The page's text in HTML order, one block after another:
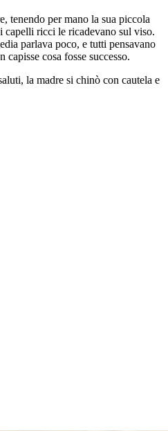
tenendo per mano la sua piccola
ricci le ricadevano sul viso.
parlava poco, e tutti pensavano
cosa fosse successo.
la madre si chinò con cautela e